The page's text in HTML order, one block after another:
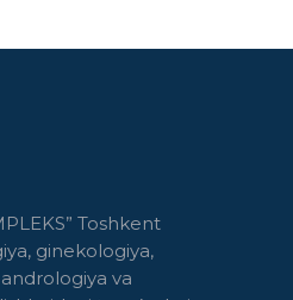
Toshkent
ginekologiya,
va